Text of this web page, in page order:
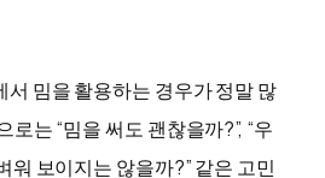
서 밈을 활용하는 경우가 정말 많
는 “밈을 써도 괜찮을까?”, “우
워 보이지는 않을까?” 같은 고민